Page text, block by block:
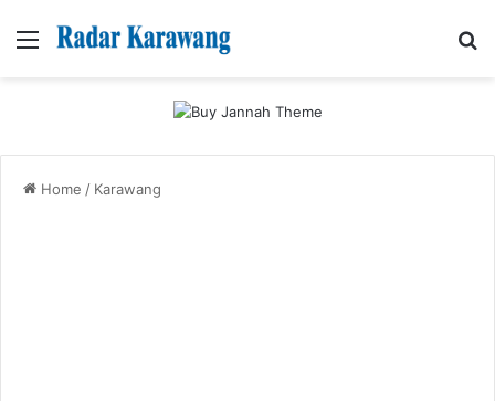
Menu
Home / Karawang